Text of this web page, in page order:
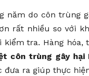
năm do côn trùng
rất nhiều so với
kiểm tra. Hàng
côn trùng gây hại
đưa ra giúp thực